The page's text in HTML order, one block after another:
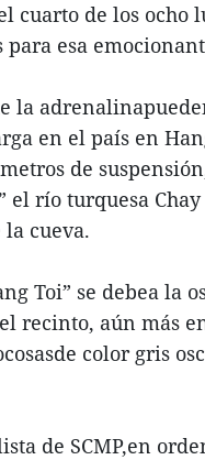
cuarto de los ocho
para esa
la
en el país en
de
el río turquesa
cueva.
Toi” se debea la
recinto, aún más
color gris
de SCMP,en